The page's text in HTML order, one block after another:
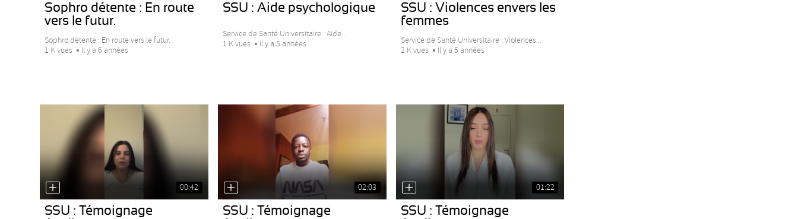
Sophro détente : En route
vers le futur.
Sophro détente : En route vers le futur.
1 K vues
Il y a 6 années
SSU : Aide psychologique
Service de Santé Universitaire : Aide...
1 K vues
Il y a 5 années
SSU : Violences envers les
femmes
Service de Santé Universitaire : Violences...
2 K vues
Il y a 5 années
00:42
SSU : Témoignage
02:03
SSU : Témoignage
01:22
SSU : Témoignage